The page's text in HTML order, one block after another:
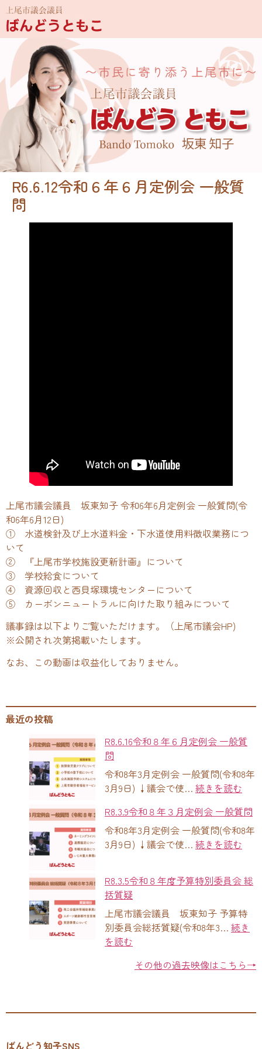
R6.6.12令和６年６月定例会 一般質
問
上尾市議会議員 坂東知子 令和6年6月定例会 一般質問(令
和6年6月12日)
① 水道検針及び上水道料金・下水道使用料徴収業務につ
いて
② 『上尾市学校施設更新計画』について
③ 学校給食について
④ 資源回収と西貝塚環境センターについて
⑤ カーボンニュートラルに向けた取り組みについて
議事録は以下よりご覧いただけます。（上尾市議会HP)
※公開され次第掲載いたします。
なお、この動画は収益化しておりません。
最近の投稿
R8.6.16令和８年６月定例会 一般質
問
令和8年3月定例会 一般質問(令和8年
3月9日) ↓議会で使… 続きを読む
R8.3.9令和８年３月定例会 一般質問
令和8年3月定例会 一般質問(令和8年
3月9日) ↓議会で使… 続きを読む
R8.3.5令和８年度予算特別委員会 総
括質疑
上尾市議会議員 坂東知子 予算特
別委員会総括質疑(令和8年3… 続き
を読む
その他の過去映像はこちら→
ばんどう知子SNS